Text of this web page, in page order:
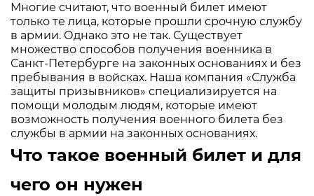
Многие считают, что военный билет имеют
только те лица, которые прошли срочную службу
в армии. Однако это не так. Существует
множество способов получения военника в
Санкт-Петербурге на законных основаниях и без
пребывания в войсках. Наша компания «Служба
защиты призывников» специализируется на
помощи молодым людям, которые имеют
возможность получения военного билета без
службы в армии на законных основаниях.
Что такое военный билет и для
чего он нужен